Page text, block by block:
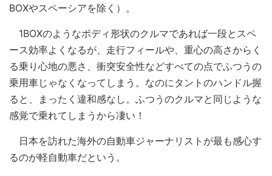
BOXやスペーシアを除く）。
1BOXのようなボディ形状のクルマであれば一段とスペ
ース効率よくなるが、走行フィールや、重心の高さからく
る乗り心地の悪さ、衝突安全性などすべての点でふつうの
乗用車じゃなくなってしまう。なのにタントのハンドル握
ると、まったく違和感なし。ふつうのクルマと同じような
感覚で乗れてしまうから凄い！
日本を訪れた海外の自動車ジャーナリストが最も感心す
るのが軽自動車だという。